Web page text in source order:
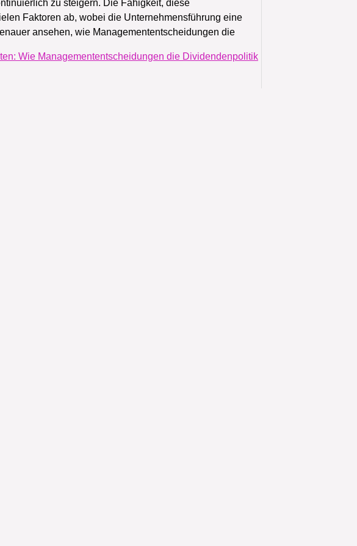
zu steigern. Die Fähigkeit, diese
Faktoren ab, wobei die Unternehmensführung eine
ansehen, wie Managemententscheidungen die
Wie Managemententscheidungen die Dividendenpolitik